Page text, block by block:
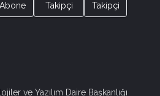
Abone Takipçi Takipçi
ve Yazılım Daire Başkanlığı